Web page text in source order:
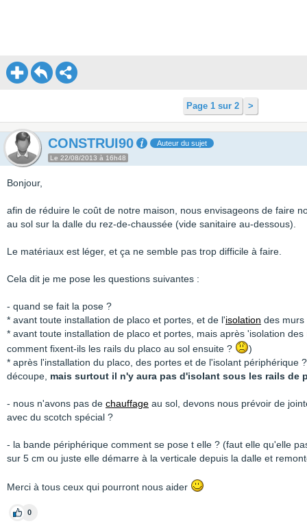
Page 1 sur 2 >
CONSTRUI90 Auteur du sujet
Le 22/08/2013 à 16h48
Bonjour,
afin de réduire le coût de notre maison, nous envisageons de faire
au sol sur la dalle du rez-de-chaussée (vide sanitaire au-dessous).
Le matériaux est léger, et ça ne semble pas trop difficile à faire.
Cela dit je me pose les questions suivantes :
- quand se fait la pose ?
* avant toute installation de placo et portes, et de l'isolation des murs
* avant toute installation de placo et portes, mais après 'isolation
comment fixent-ils les rails du placo au sol ensuite ?
)
* après l'installation du placo, des portes et de l'isolant périphérique
découpe, mais surtout il n'y aura pas d'isolant sous les rails de
- nous n'avons pas de chauffage au sol, devons nous prévoir de
avec du scotch spécial ?
- la bande périphérique comment se pose t elle ? (faut elle qu'elle
sur 5 cm ou juste elle démarre à la verticale depuis la dalle et
Merci à tous ceux qui pourront nous aider
0